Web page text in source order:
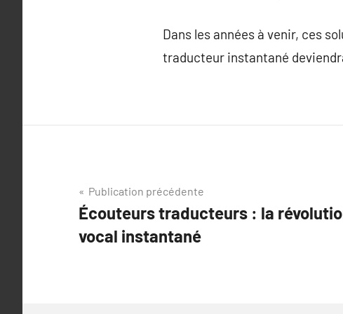
Dans les années à venir, ces
traducteur instantané
Navigation
de
l’article
Publication précédente
Écouteurs traducteurs : la
vocal instantané